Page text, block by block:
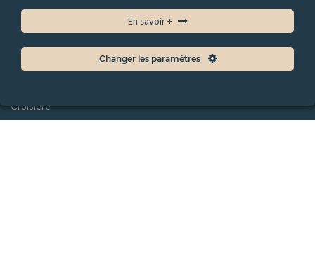
Visage
Corps
Croisière
En savoir +
Changer les paramètres